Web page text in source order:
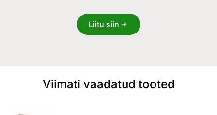
Liitu siin
Viimati vaadatud tooted